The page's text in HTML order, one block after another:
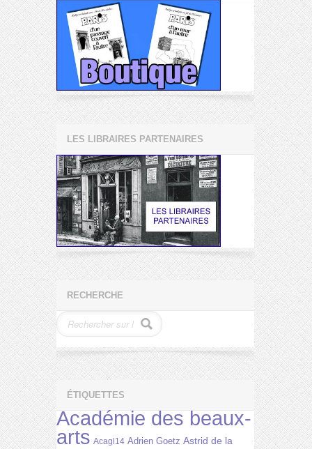
LES LIBRAIRES PARTENAIRES
RECHERCHE
ÉTIQUETTES
Académie des beaux-
arts Acagl14 Adrien Goetz Astrid de la